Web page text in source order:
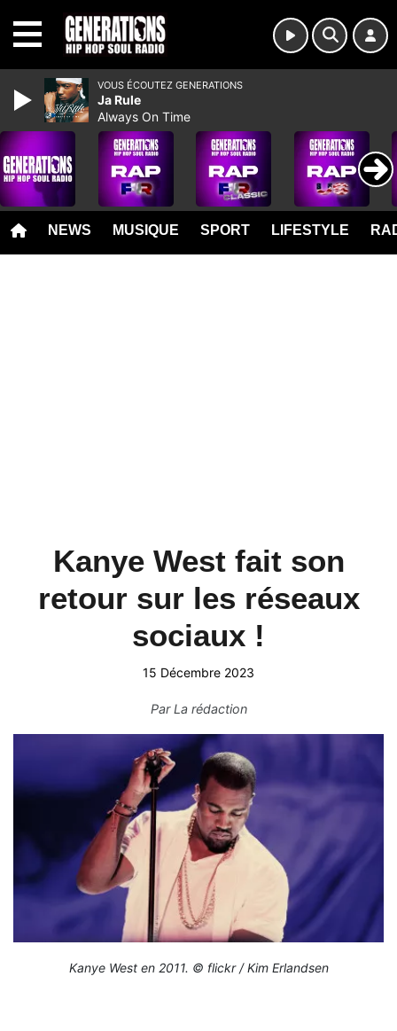
NEWS MUSIQUE SPORT LIFESTYLE
Kanye West fait son
retour sur les réseaux
sociaux !
15 Décembre 2023
ParLa rédaction
Kanye West en 2011. © flickr / Kim Erlandsen
VOUS ÉCOUTEZ GENERATIONS
Ja Rule
Always On Time